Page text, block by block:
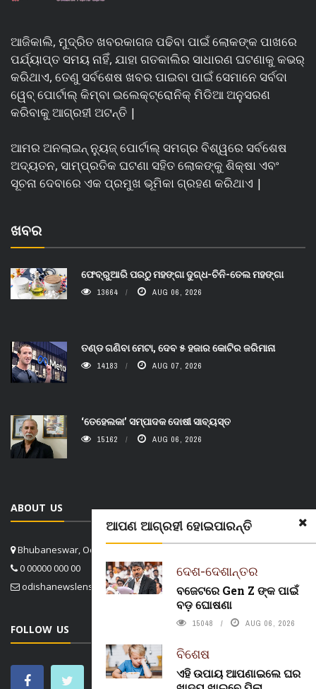
ଆପଣ ଆଗ୍ରହୀ ହୋଇପାରନ୍ତି
ଦେଶ-ଦେଶାନ୍ତର
ବଜେଟରେ Gen Z ଙ୍କ ପାଇଁ
ବଡ଼ ଘୋଷଣା
15048 AUG 06, 2026
ବିଶେଷ
ଏହି ଉପାୟ ଆପଣାଇଲେ ଘର
ଆଜିକାଲି, ମୁଦ୍ରିତ ଖବରକାଗଜ ପଢିବା ପାଇଁ ଲୋକଙ୍କ ପାଖରେ
ପର୍ଯ୍ୟାପ୍ତ ସମୟ ନାହିଁ, ଯାହା ଗତକାଲିର ସାଧାରଣ ଘଟଣାକୁ କଭର୍
କରିଥାଏ, ତେଣୁ ସର୍ବଶେଷ ଖବର ପାଇବା ପାଇଁ ସେମାନେ ସର୍ବଦା
ୱେବ୍ ପୋର୍ଟାଲ୍ କିମ୍ବା ଇଲେକ୍ଟ୍ରୋନିକ୍ ମିଡିଆ ଅନୁସରଣ
କରିବାକୁ ଆଗ୍ରହୀ ଅଟନ୍ତି |
ଆମର ଅନଲାଇନ୍ ନ୍ୟୁଜ୍ ପୋର୍ଟାଲ୍ ସମଗ୍ର ବିଶ୍ୱରେ ସର୍ବଶେଷ
ଅଦ୍ୟତନ, ସାମ୍ପ୍ରତିକ ଘଟଣା ସହିତ ଲୋକଙ୍କୁ ଶିକ୍ଷା ଏବଂ
ସୂଚନା ଦେବାରେ ଏକ ପ୍ରମୁଖ ଭୂମିକା ଗ୍ରହଣ କରିଥାଏ |
ଖବର
ଫେବ୍ରୁଆରି ପରଠୁ ମହଙ୍ଗା ଦୁଗ୍ଧ-ଚିନି-ତେଲ ମହଙ୍ଗା
13664 AUG 06, 2026
ତଣ୍ଡ ଗଣିବା ମେଟା, ଦେବ ୫ ହଜାର କୋଟିର ଜରିମାନା
14183 AUG 07, 2026
‘ତେହେଲକା’ ସମ୍ପାଦକ ଦୋଷୀ ସାବ୍ୟସ୍ତ
15162 AUG 06, 2026
ABOUT US
Bhubaneswar, Odisha, India
0 00000 000 00
odishanewslens@gmail.com
FOLLOW US